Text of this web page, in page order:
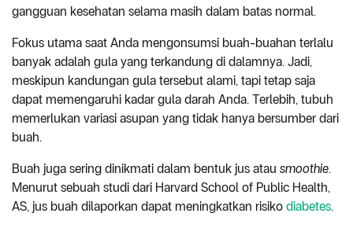
gangguan kesehatan selama masih dalam batas normal.
Fokus utama saat Anda mengonsumsi buah-buahan terlalu
banyak adalah gula yang terkandung di dalamnya. Jadi,
meskipun kandungan gula tersebut alami, tapi tetap saja
dapat memengaruhi kadar gula darah Anda. Terlebih, tubuh
memerlukan variasi asupan yang tidak hanya bersumber dari
buah.
Buah juga sering dinikmati dalam bentuk jus atau smoothie.
Menurut sebuah studi dari Harvard School of Public Health,
AS, jus buah dilaporkan dapat meningkatkan risiko diabetes.